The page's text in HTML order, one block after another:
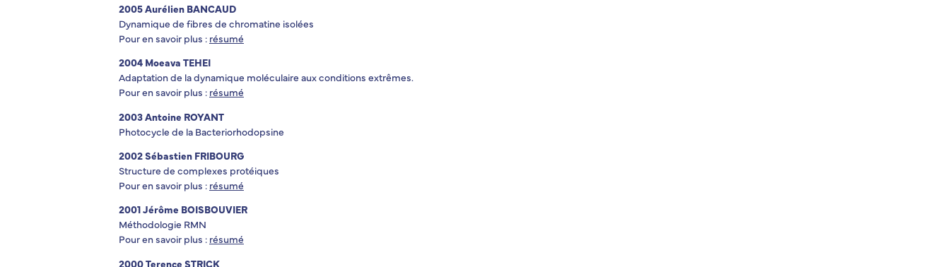
2005 Aurélien BANCAUD
Dynamique de fibres de chromatine isolées
Pour en savoir plus : résumé
2004 Moeava TEHEI
Adaptation de la dynamique moléculaire aux conditions extrêmes.
Pour en savoir plus : résumé
2003 Antoine ROYANT
Photocycle de la Bacteriorhodopsine
2002 Sébastien FRIBOURG
Structure de complexes protéiques
Pour en savoir plus : résumé
2001 Jérôme BOISBOUVIER
Méthodologie RMN
Pour en savoir plus : résumé
2000 Terence STRICK